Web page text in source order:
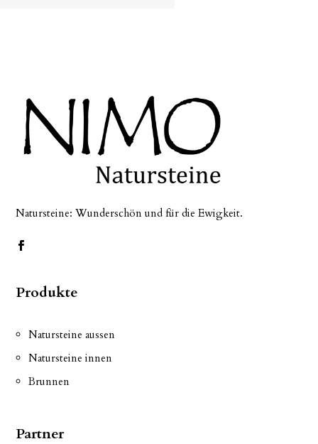
Natursteine: Wunderschön und für die Ewigkeit.
Produkte
Natursteine aussen
Natursteine innen
Brunnen
Partner